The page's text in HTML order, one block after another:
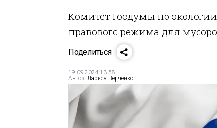
Комитет Госдумы по
правового режима для
Поделиться
19.09.2024 13:58
Автор: Лариса Верченко